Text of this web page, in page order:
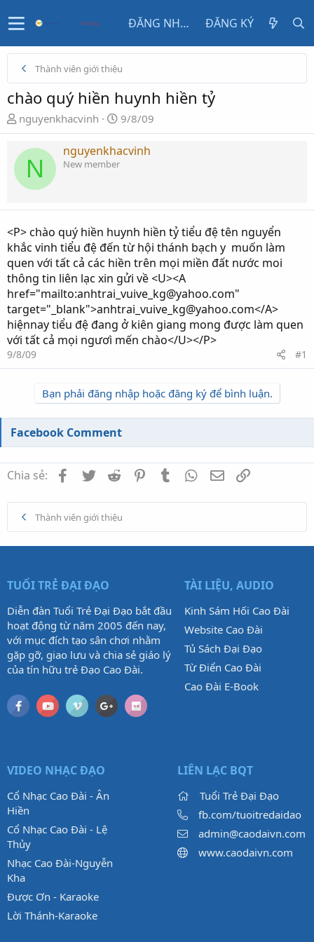
ĐĂNG NHẬP ĐĂNG KÝ
Thành viên giới thiệu
chào quý hiền huynh hiền tỷ
N
g
ư
h
i
t
ạ
o
nguyenkhacvinh
N
g
à
i
9/8/09
N
nguyenkhacvinh
New member
<P> chào quý hiền huynh hiền tỷ tiểu đệ tên nguyển
khắc vinh tiểu đệ đến từ hội thánh bạch y muốn làm
quen với tất cả các hiền trên mọi miền đất nước moi
thông tin liên lạc xin gửi về <U><A
href="mailto:anhtrai_vuive_kg@yahoo.com"
target="_blank">anhtrai_vuive_kg@yahoo.com</A>
hiệnnay tiểu đệ đang ở kiên giang mong được làm quen
với tất cả mọi ngươì mến chào</U></P>
9/8/09 #1
Bạn phải đăng nhập hoặc đăng ký để bình luận.
Facebook Comment
Chia sẻ: Facebook
TwitterReddit PinterestTumblrWhatsApp
Email
Thành viên giới thiệu
TUỔI TRẺ ĐẠI ĐẠO
Diễn đàn Tuổi Trẻ Đại Đạo bắt đầu
hoạt động từ năm 2005 đến nay,
với mục đích tạo sân chơi nhằm
gặp gỡ, giao lưu và chia sẻ giáo lý
của tín hữu trẻ Đạo Cao Đài.
TÀI LIỆU, AUDIO
Kinh Sám Hối Cao Đài
Website Cao Đài
Tủ Sách Đại Đạo
Từ Điển Cao Đài
Cao Đài E-Book
VIDEO NHẠC ĐẠO
Cổ Nhạc Cao Đài - Ân
Hiền
Cổ Nhạc Cao Đài - Lệ
Thủy
Nhạc Cao Đài-Nguyễn
Kha
Được Ơn - Karaoke
Lời Thánh-Karaoke
LIÊN LẠC BQT
Tuổi Trẻ Đại Đạo
fb.com/tuoitredaidao
admin@caodaivn.com
www.caodaivn.com